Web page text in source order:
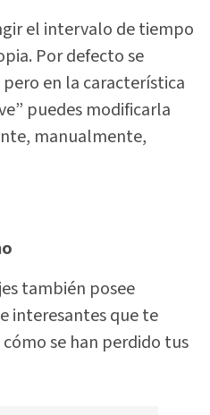
el intervalo de tiempo
Por defecto se
en la característica
puedes modificarla
manualmente,
también posee
interesantes que te
se han perdido tus